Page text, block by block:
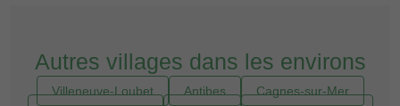
Autres villages dans les environs
Villeneuve-Loubet Antibes
Cagnes-sur-Mer